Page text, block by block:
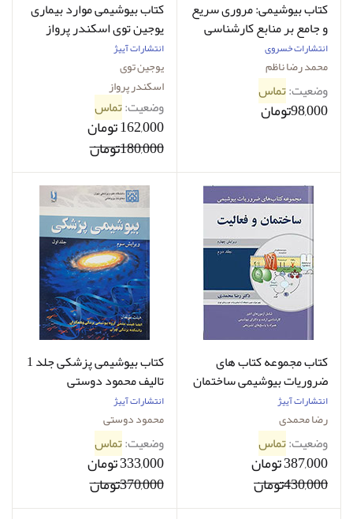
کتاب بیوشیمی: مروری سریع
و جامع بر منابع کارشناسی
ارشد 1-نویسنده محمدرضا
ناظم
انتشارات خسروی
محمد رضا ناظم
وضعیت:تماس
98,000تومان
کتاب بیوشیمی موارد بیماری
یوجین توی اسکندر پرواز
انتشارات آییژ
یوجین توی
اسکندر پرواز
وضعیت:تماس
162,000 تومان
180,000تومان
کتاب مجموعه کتاب های
ضروریات بیوشیمی ساختمان
و فعالیت جلد 2
انتشارات آییژ
رضا محمدی
وضعیت:تماس
387,000 تومان
430,000تومان
کتاب بیوشیمی پزشکی جلد 1
تالیف محمود دوستی
انتشارات آییژ
محمود دوستی
وضعیت:تماس
333,000 تومان
370,000تومان